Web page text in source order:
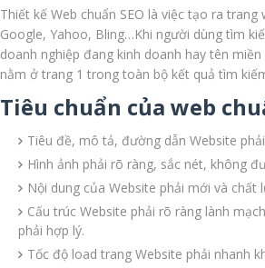
Thiết kế Web chuẩn SEO là việc tạo ra
Google, Yahoo, Bling…Khi người dùng tìm
doanh nghiệp đang kinh doanh hay tên
nằm ở trang 1 trong toàn bộ kết quả tìm
Tiêu chuẩn của web
Tiêu đề, mô tả, đường dẫn Website
Hình ảnh phải rõ ràng, sắc nét, không
Nội dung của Website phải mới và chất
Cấu trúc Website phải rõ ràng lành
phải hợp lý.
Tốc độ load trang Website phải nhanh